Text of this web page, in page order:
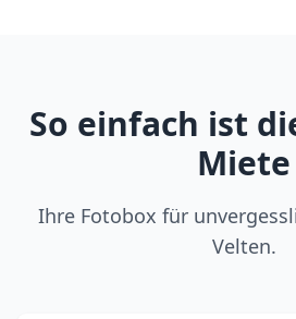
So einfach ist
Miete
Ihre Fotobox für
Velten.